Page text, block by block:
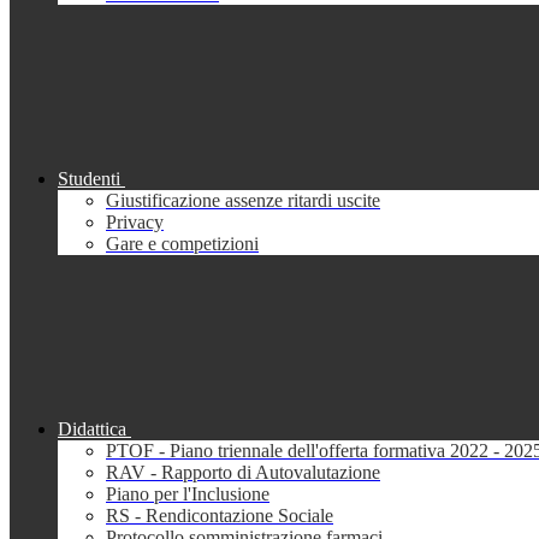
Studenti
Giustificazione assenze ritardi uscite
Privacy
Gare e competizioni
Didattica
PTOF - Piano triennale dell'offerta formativa 2022 -
RAV - Rapporto di Autovalutazione
Piano per l'Inclusione
RS - Rendicontazione Sociale